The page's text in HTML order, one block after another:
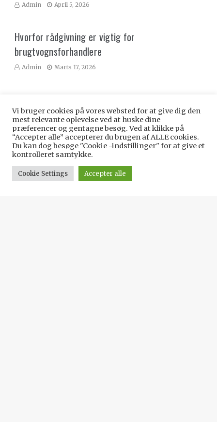
Admin April 5, 2026
Hvorfor rådgivning er vigtig for
brugtvognsforhandlere
Admin Marts 17, 2026
Hobby Og Dyr
Vi bruger cookies på vores websted for at give dig den
mest relevante oplevelse ved at huske dine
præferencer og gentagne besøg. Ved at klikke på
“Accepter alle” accepterer du brugen af ALLE cookies.
Du kan dog besøge "Cookie -indstillinger" for at give et
kontrolleret samtykke.
Cookie Settings Accepter alle